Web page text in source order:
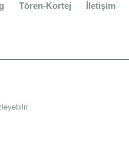
Tören-Kortej İletişim